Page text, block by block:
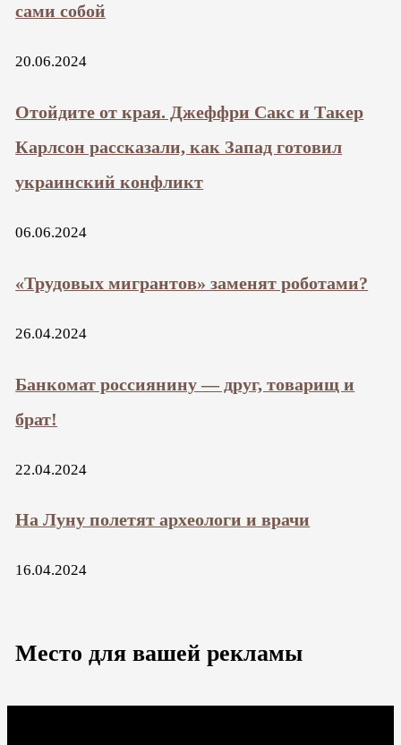
сами собой
20.06.2024
Отойдите от края. Джеффри Сакс и Такер
Карлсон рассказали, как Запад готовил
украинский конфликт
06.06.2024
«Трудовых мигрантов» заменят роботами?
26.04.2024
Банкомат россиянину — друг, товарищ и
брат!
22.04.2024
На Луну полетят археологи и врачи
16.04.2024
Место для вашей рекламы